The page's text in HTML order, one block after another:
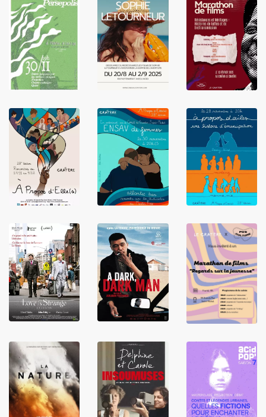
LIRE LIRE LIRE
LIRE LIRE
LIRE LIRE LIRE
LIRE LIRE
LIRE